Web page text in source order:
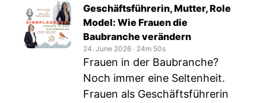
Geschäftsführerin, Mutter, Role
Model: Wie Frauen die
Baubranche verändern
24. June 2026 ‧ 24m 50s
Frauen in der Baubranche?
Noch immer eine Seltenheit.
Frauen als Geschäftsführerin